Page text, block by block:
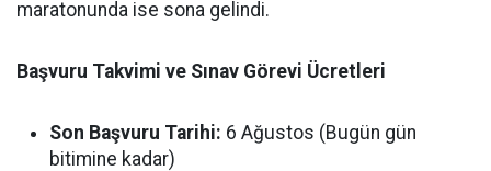
maratonunda ise sona gelindi.
Başvuru Takvimi ve Sınav Görevi Ücretleri
Son Başvuru Tarihi: 6 Ağustos (Bugün gün
bitimine kadar)